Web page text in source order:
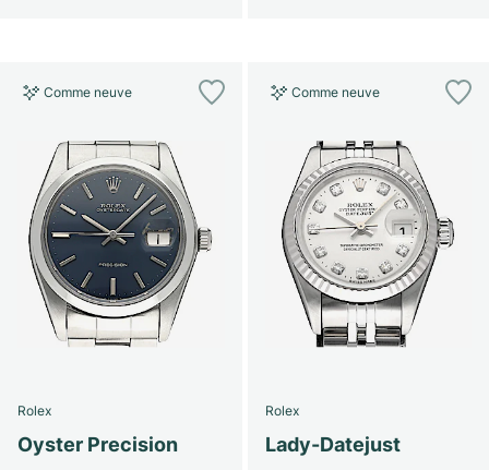
Comme neuve
Rolex
Oyster Precision
Comme neuve
Rolex
Lady-Datejust